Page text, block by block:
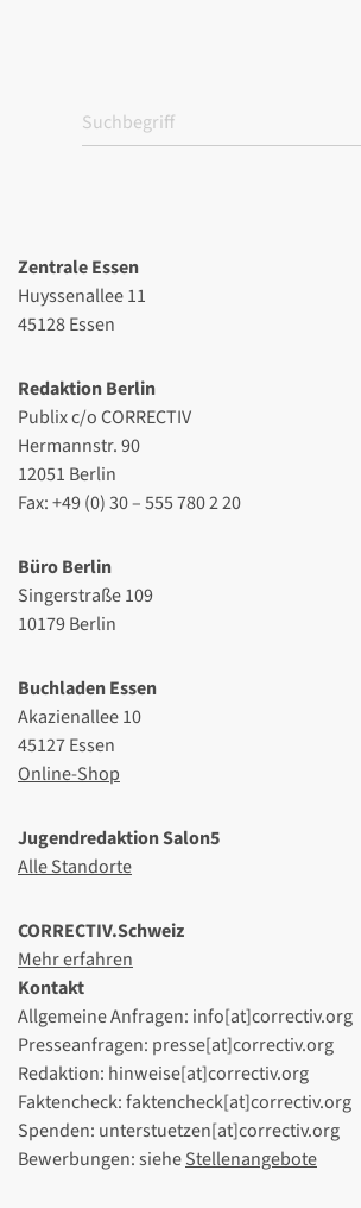
Zentrale Essen
Huyssenallee 11
45128 Essen
Redaktion Berlin
Publix c/o CORRECTIV
Hermannstr. 90
12051 Berlin
Fax: +49 (0) 30 – 555 780 2 20
Büro Berlin
Singerstraße 109
10179 Berlin
Buchladen Essen
Akazienallee 10
45127 Essen
Online-Shop
Jugendredaktion Salon5
Alle Standorte
CORRECTIV.Schweiz
Mehr erfahren
Kontakt
Allgemeine Anfragen: info[at]correctiv.org
Presseanfragen: presse[at]correctiv.org
Redaktion: hinweise[at]correctiv.org
Faktencheck: faktencheck[at]correctiv.org
Spenden: unterstuetzen[at]correctiv.org
Bewerbungen: sieheStellenangebote